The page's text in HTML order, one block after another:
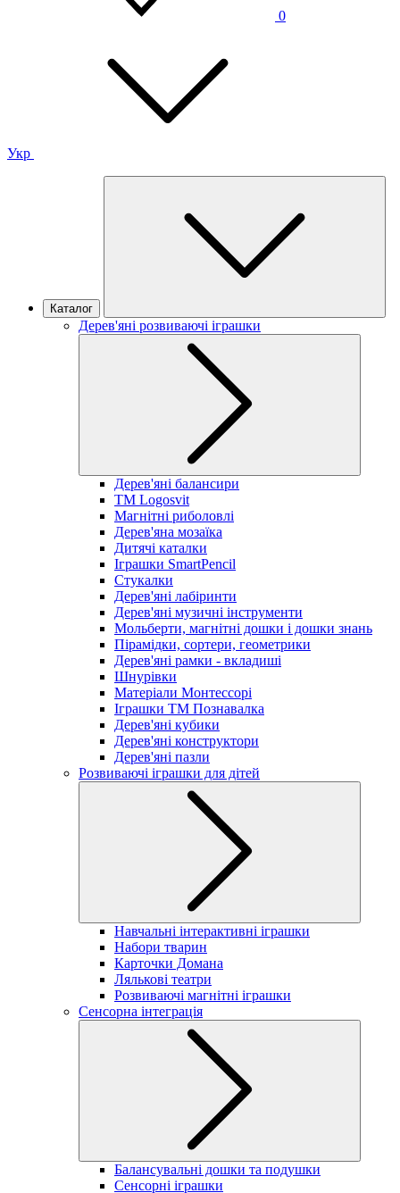
0
Укр
Каталог
Дерев'яні розвиваючі іграшки
Дерев'яні балансири
TM Logosvit
Магнітні риболовлі
Дерев'яна мозаїка
Дитячі каталки
Іграшки SmartPencil
Стукалки
Дерев'яні лабіринти
Дерев'яні музичні інструменти
Мольберти, магнітні дошки і дошки знань
Пірамідки, сортери, геометрики
Дерев'яні рамки - вкладиші
Шнурівки
Матеріали Монтессорі
Іграшки ТМ Познавалка
Дерев'яні кубики
Дерев'яні конструктори
Дерев'яні пазли
Розвиваючі іграшки для дітей
Навчальні інтерактивні іграшки
Набори тварин
Карточки Домана
Лялькові театри
Розвиваючі магнітні іграшки
Сенсорна інтеграція
Балансувальні дошки та подушки
Сенсорні іграшки